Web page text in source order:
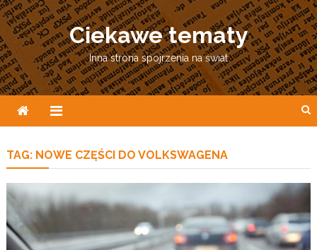
Skip
to
content
Ciekawe tematy
Inna strona spojrzenia na świat
TAG: NOWE CZĘŚCI DO VOLKSWAGENA